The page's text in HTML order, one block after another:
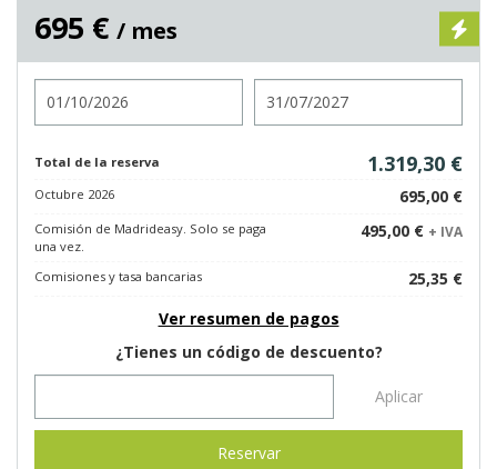
695 € / mes
Total de la reserva 1.319,30 €
Octubre 2026 695,00 €
Comisión de Madrideasy. Solo se paga
una vez.
495,00 € + IVA
Comisiones y tasa bancarias
25,35 €
Ver resumen de pagos
¿Tienes un código de descuento?
Aplicar
Reservar